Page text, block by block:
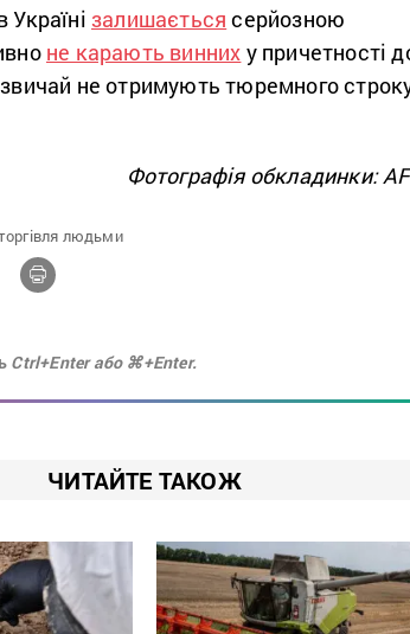
Українізалишається серйозною
не карають винних у причетності
не отримують тюремного
Фотографія обкладинки:
людьми
Ctrl+Enter або ⌘+Enter.
ЧИТАЙТЕ ТАКОЖ